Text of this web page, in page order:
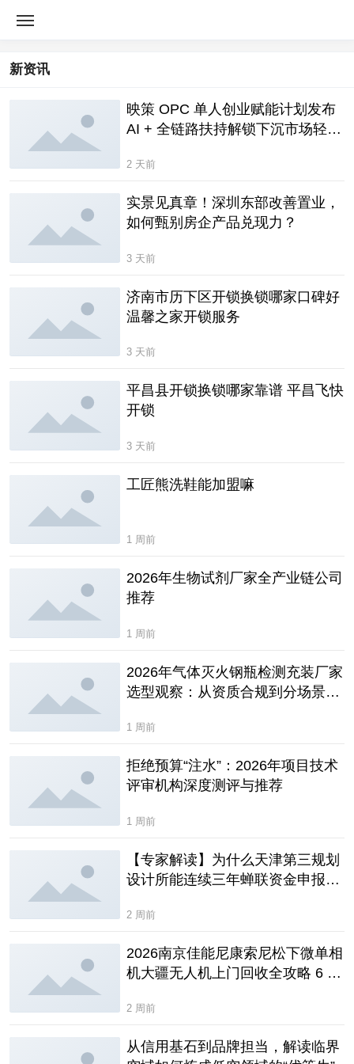
新资讯
映策 OPC 单人创业赋能计划发布
AI + 全链路扶持解锁下沉市场轻创
2 天前
实景见真章！深圳东部改善置业，
如何甄别房企产品兑现力？
3 天前
济南市历下区开锁换锁哪家口碑好
温馨之家开锁服务
3 天前
平昌县开锁换锁哪家靠谱 平昌飞快
开锁
3 天前
工匠熊洗鞋能加盟嘛
1 周前
2026年生物试剂厂家全产业链公司
推荐
1 周前
2026年气体灭火钢瓶检测充装厂家
选型观察：从资质合规到分场景匹
1 周前
拒绝预算“注水”：2026年项目技术
评审机构深度测评与推荐
1 周前
【专家解读】为什么天津第三规划
设计所能连续三年蝉联资金申报榜
2 周前
2026南京佳能尼康索尼松下微单相
机大疆无人机上门回收全攻略 6 家
2 周前
从信用基石到品牌担当，解读临界